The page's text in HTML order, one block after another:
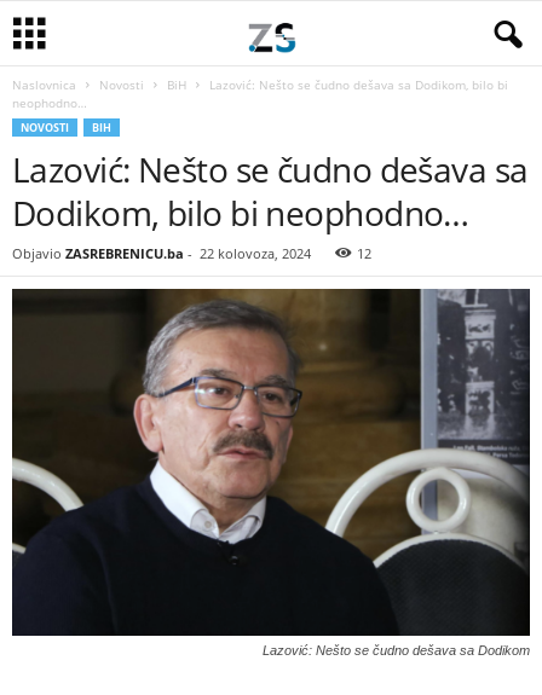
Naslovnica Novosti BiH
Lazović: Nešto se čudno dešava sa Dodikom, bilo bi
neophodno…
NOVOSTI BIH
Lazović: Nešto se čudno dešava sa
Dodikom, bilo bi neophodno…
Objavio ZASREBRENICU.ba - 22 kolovoza, 2024 12
Lazović: Nešto se čudno dešava sa Dodikom